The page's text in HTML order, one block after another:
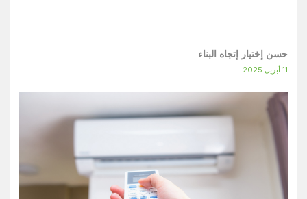
حسن إختيار إتجاه البناء
11 أبريل 2025